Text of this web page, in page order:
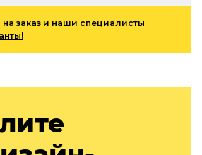
и комплектация по вашему
заказ и наши специалисты